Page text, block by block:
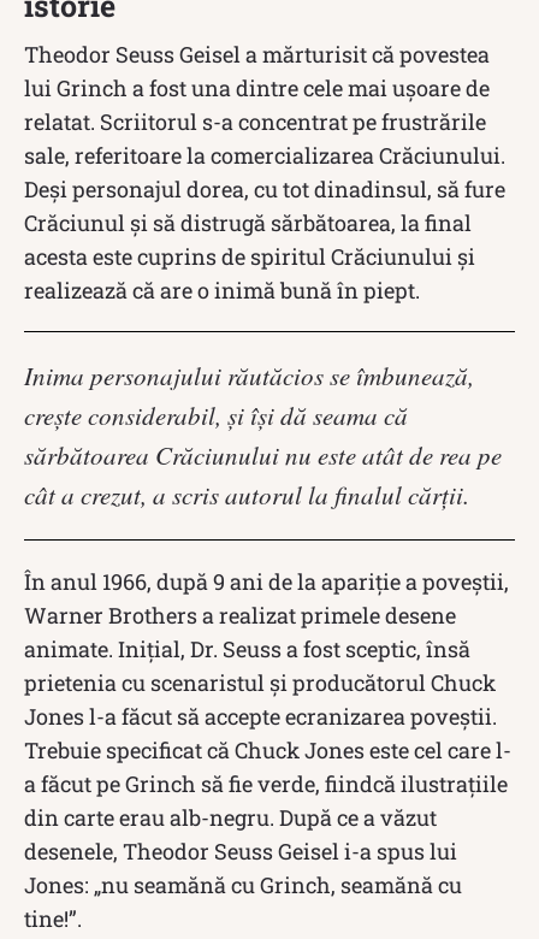
Theodor Seuss Geisel a mărturisit că povestea
lui Grinch a fost una dintre cele mai ușoare de
relatat. Scriitorul s-a concentrat pe frustrările
sale, referitoare la comercializarea Crăciunului.
Deși personajul dorea, cu tot dinadinsul, să fure
Crăciunul și să distrugă sărbătoarea, la final
acesta este cuprins de spiritul Crăciunului și
realizează că are o inimă bună în piept.
Inima personajului răutăcios se îmbunează,
creşte considerabil, şi îşi dă seama că
sărbătoarea Crăciunului nu este atât de rea pe
cât a crezut, a scris autorul la finalul cărții.
În anul 1966, după 9 ani de la apariție a poveștii,
Warner Brothers a realizat primele desene
animate. Inițial, Dr. Seuss a fost sceptic, însă
prietenia cu scenaristul și producătorul Chuck
Jones l-a făcut să accepte ecranizarea poveștii.
Trebuie specificat că Chuck Jones este cel care l-
a făcut pe Grinch să fie verde, fiindcă ilustrațiile
din carte erau alb-negru. După ce a văzut
desenele, Theodor Seuss Geisel i-a spus lui
Jones: „nu seamănă cu Grinch, seamănă cu
tine!”.